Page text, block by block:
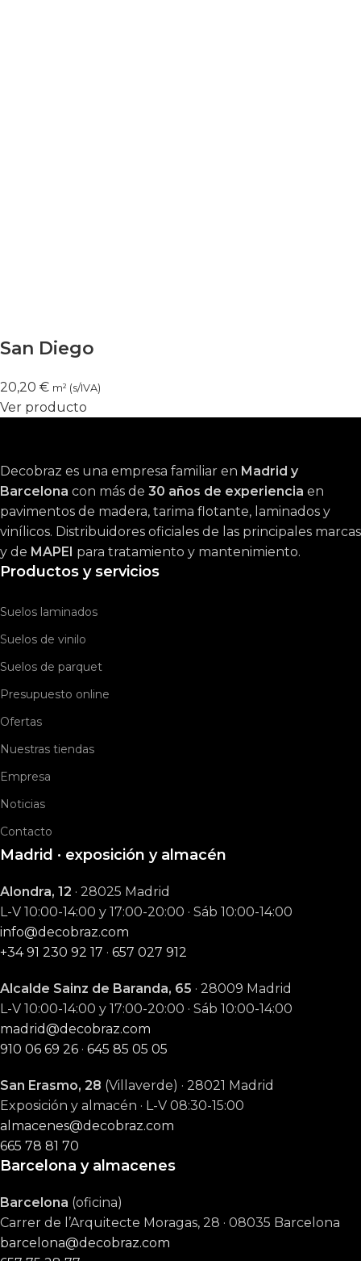
San Diego
20,20 € m² (s/IVA)
Ver producto
Decobraz es una empresa familiar en Madrid y
Barcelona con más de 30 años de experiencia en
pavimentos de madera, tarima flotante, laminados y
vinílicos. Distribuidores oficiales de las principales marcas
y de MAPEI para tratamiento y mantenimiento.
Productos y servicios
Suelos laminados
Suelos de vinilo
Suelos de parquet
Presupuesto online
Ofertas
Nuestras tiendas
Empresa
Noticias
Contacto
Madrid · exposición y almacén
Alondra, 12 · 28025 Madrid
L-V 10:00-14:00 y 17:00-20:00 · Sáb 10:00-14:00
info@decobraz.com
+34 91 230 92 17 · 657 027 912
Alcalde Sainz de Baranda, 65 · 28009 Madrid
L-V 10:00-14:00 y 17:00-20:00 · Sáb 10:00-14:00
madrid@decobraz.com
910 06 69 26 · 645 85 05 05
San Erasmo, 28 (Villaverde) · 28021 Madrid
Exposición y almacén · L-V 08:30-15:00
almacenes@decobraz.com
665 78 81 70
Barcelona y almacenes
Barcelona (oficina)
Carrer de l’Arquitecte Moragas, 28 · 08035 Barcelona
barcelona@decobraz.com